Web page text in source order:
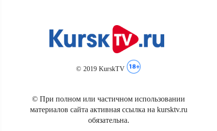
© 2019 KurskTV
© При полном или частичном использовании
материалов сайта активная ссылка на kursktv.ru
обязательна.